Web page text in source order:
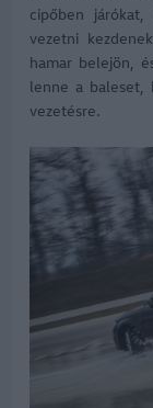
cipőben
vezetni
hamar belejön,
lenne a baleset,
vezetésre.